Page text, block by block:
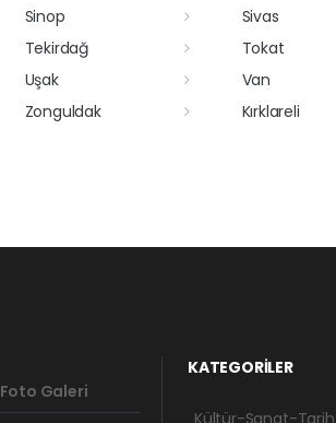
Sinop
Sivas
Tekirdağ
Tokat
Uşak
Van
Zonguldak
Kırklareli
Foto Galeri
KATEGORİLER